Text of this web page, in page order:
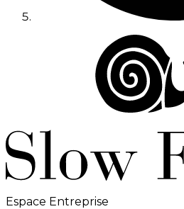
Espace Entreprise